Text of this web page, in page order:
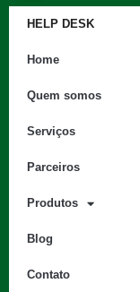
HELP DESK
Home
Quem somos
Serviços
Parceiros
Produtos
Blog
Contato